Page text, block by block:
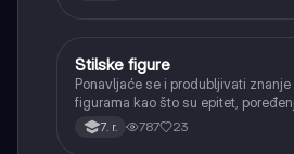
Srpski jezik
Stilske figure
Ponavljaće se i produbljivati
figurama kao što su epitet,
personifikacija, hiperbola,
asonanca, razumevajući njihovu
7. r. 787 23